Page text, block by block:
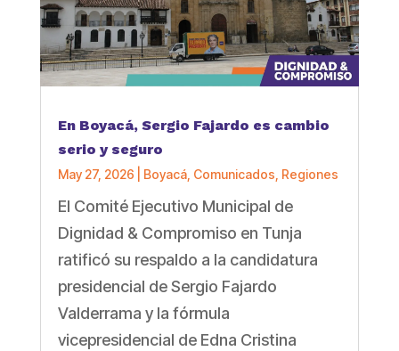
En Boyacá, Sergio Fajardo es cambio
serio y seguro
May 27, 2026 Boyacá, Comunicados Regiones
El Comité Ejecutivo Municipal de
Dignidad & Compromiso en Tunja
ratificó su respaldo a la candidatura
presidencial de Sergio Fajardo
Valderrama y la fórmula
vicepresidencial de Edna Cristina